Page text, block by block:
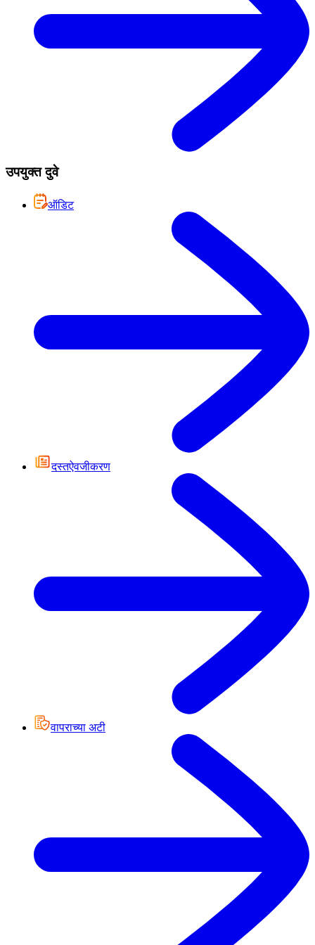
उपयुक्त दुवे
ऑडिट
दस्तऐवजीकरण
वापराच्या अटी